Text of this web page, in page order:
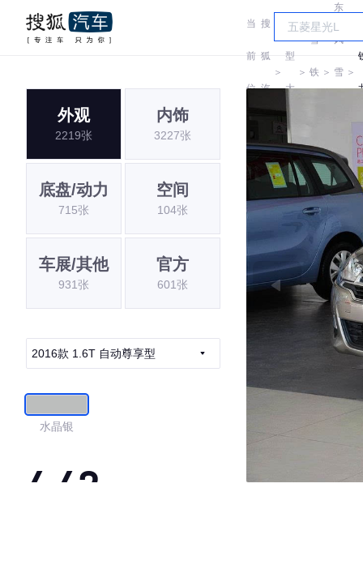
当
前
位
置:
搜
狐
汽
＞
车
型
大
＞
雪
铁 ＞
东
风
雪 ＞
外观
2219张
内饰
3227张
底盘/动力
715张
空间
104张
车展/其他
931张
官方
601张
2016款 1.6T 自动尊享型
水晶银
4.42